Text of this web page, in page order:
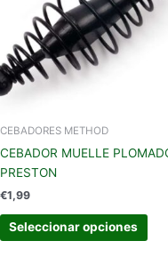
CEBADORES METHOD
CEBADOR MUELLE
PRESTON
€1,99
Seleccionar opciones
la